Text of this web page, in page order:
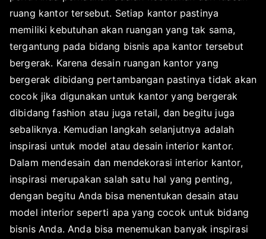
a
y
a
t
e
m
b
e
r
1
9
0
1
9
ruang kantor tersebut. Setiap kantor pastinya
memiliki kebutuhan akan ruangan yang tak sama,
tergantung pada bidang bisnis apa kantor tersebut
bergerak. Karena desain ruangan kantor yang
bergerak dibidang pertambangan pastinya tidak akan
cocok jika digunakan untuk kantor yang bergerak
dibidang fashion atau juga retail, dan begitu juga
sebaliknya. Kemudian langkah selanjutnya adalah
inspirasi untuk model atau desain interior kantor.
Dalam mendesain dan mendekorasi interior kantor,
inspirasi merupakan salah satu hal yang penting,
dengan begitu Anda bisa menentukan desain atau
model interior seperti apa yang cocok untuk bidang
bisnis Anda. Anda bisa menemukan banyak inspirasi